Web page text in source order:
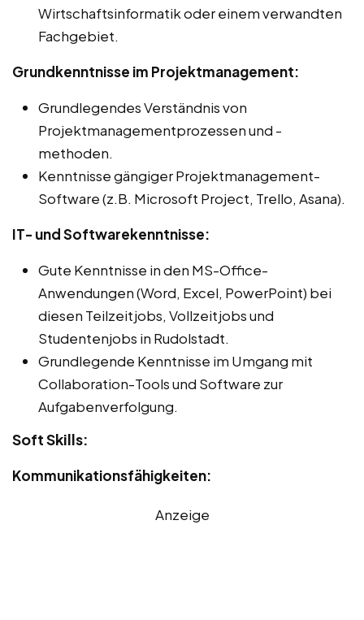
Wirtschaftsinformatik oder einem verwandten
Fachgebiet.
Grundkenntnisse im Projektmanagement:
Grundlegendes Verständnis von
Projektmanagementprozessen und -
methoden.
Kenntnisse gängiger Projektmanagement-
Software (z.B. Microsoft Project, Trello, Asana).
IT- und Softwarekenntnisse:
Gute Kenntnisse in den MS-Office-
Anwendungen (Word, Excel, PowerPoint) bei
diesen Teilzeitjobs, Vollzeitjobs und
Studentenjobs in Rudolstadt.
Grundlegende Kenntnisse im Umgang mit
Collaboration-Tools und Software zur
Aufgabenverfolgung.
Soft Skills:
Kommunikationsfähigkeiten:
Anzeige